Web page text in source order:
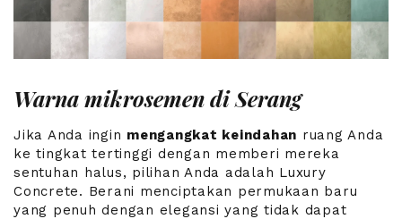
Warna mikrosemen di Serang
Jika Anda ingin mengangkat keindahan ruang Anda
ke tingkat tertinggi dengan memberi mereka
sentuhan halus, pilihan Anda adalah Luxury
Concrete. Berani menciptakan permukaan baru
yang penuh dengan elegansi yang tidak dapat